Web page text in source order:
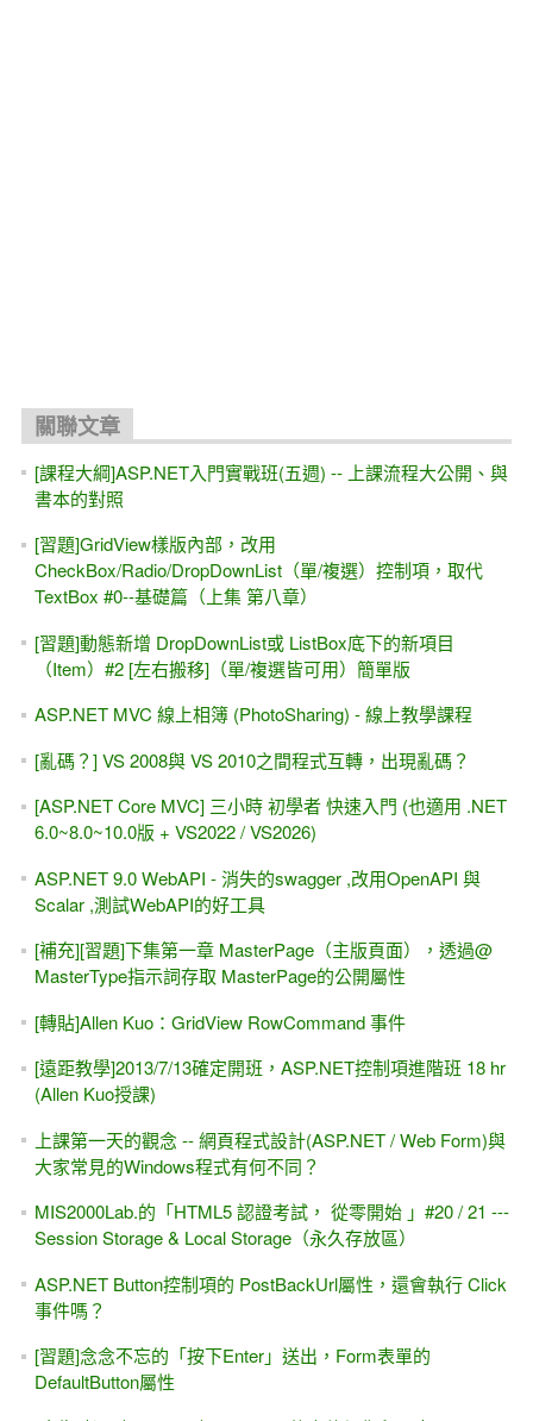
關聯文章
[課程大綱]ASP.NET入門實戰班(五週) -- 上課流程大公開、與
書本的對照
[習題]GridView樣版內部，改用
CheckBox/Radio/DropDownList（單/複選）控制項，取代
TextBox #0--基礎篇（上集 第八章）
[習題]動態新增 DropDownList或 ListBox底下的新項目
（Item）#2 [左右搬移]（單/複選皆可用）簡單版
ASP.NET MVC 線上相簿 (PhotoSharing) - 線上教學課程
[亂碼？] VS 2008與 VS 2010之間程式互轉，出現亂碼？
[ASP.NET Core MVC] 三小時 初學者 快速入門 (也適用 .NET
6.0~8.0~10.0版 + VS2022 / VS2026)
ASP.NET 9.0 WebAPI - 消失的swagger ,改用OpenAPI 與
Scalar ,測試WebAPI的好工具
[補充][習題]下集第一章 MasterPage（主版頁面），透過@
MasterType指示詞存取 MasterPage的公開屬性
[轉貼]Allen Kuo：GridView RowCommand 事件
[遠距教學]2013/7/13確定開班，ASP.NET控制項進階班 18 hr
(Allen Kuo授課)
上課第一天的觀念 -- 網頁程式設計(ASP.NET / Web Form)與
大家常見的Windows程式有何不同？
MIS2000Lab.的「HTML5 認證考試， 從零開始 」#20 / 21 ---
Session Storage & Local Storage（永久存放區）
ASP.NET Button控制項的 PostBackUrl屬性，還會執行 Click
事件嗎？
[習題]念念不忘的「按下Enter」送出，Form表單的
DefaultButton屬性